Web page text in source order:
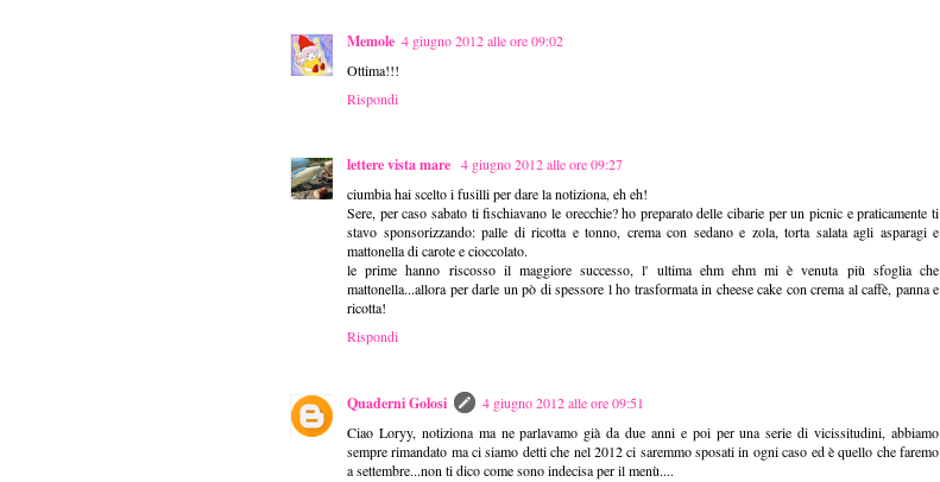
Memole 4 giugno 2012 alle ore 09:02
Ottima!!!
Rispondi
lettere vista mare 4 giugno 2012 alle ore 09:27
ciumbia hai scelto i fusilli per dare la notiziona, eh eh!
Sere, per caso sabato ti fischiavano le orecchie? ho preparato delle cibarie per un picnic e praticamente ti
stavo sponsorizzando: palle di ricotta e tonno, crema con sedano e zola, torta salata agli asparagi e
mattonella di carote e cioccolato.
le prime hanno riscosso il maggiore successo, l' ultima ehm ehm mi è venuta più sfoglia che
mattonella...allora per darle un pò di spessore l ho trasformata in cheese cake con crema al caffè, panna e
ricotta!
Rispondi
Quaderni Golosi
4 giugno 2012 alle ore 09:51
Ciao Loryy, notiziona ma ne parlavamo già da due anni e poi per una serie di vicissitudini, abbiamo
sempre rimandato ma ci siamo detti che nel 2012 ci saremmo sposati in ogni caso ed è quello che faremo
a settembre...non ti dico come sono indecisa per il menù....